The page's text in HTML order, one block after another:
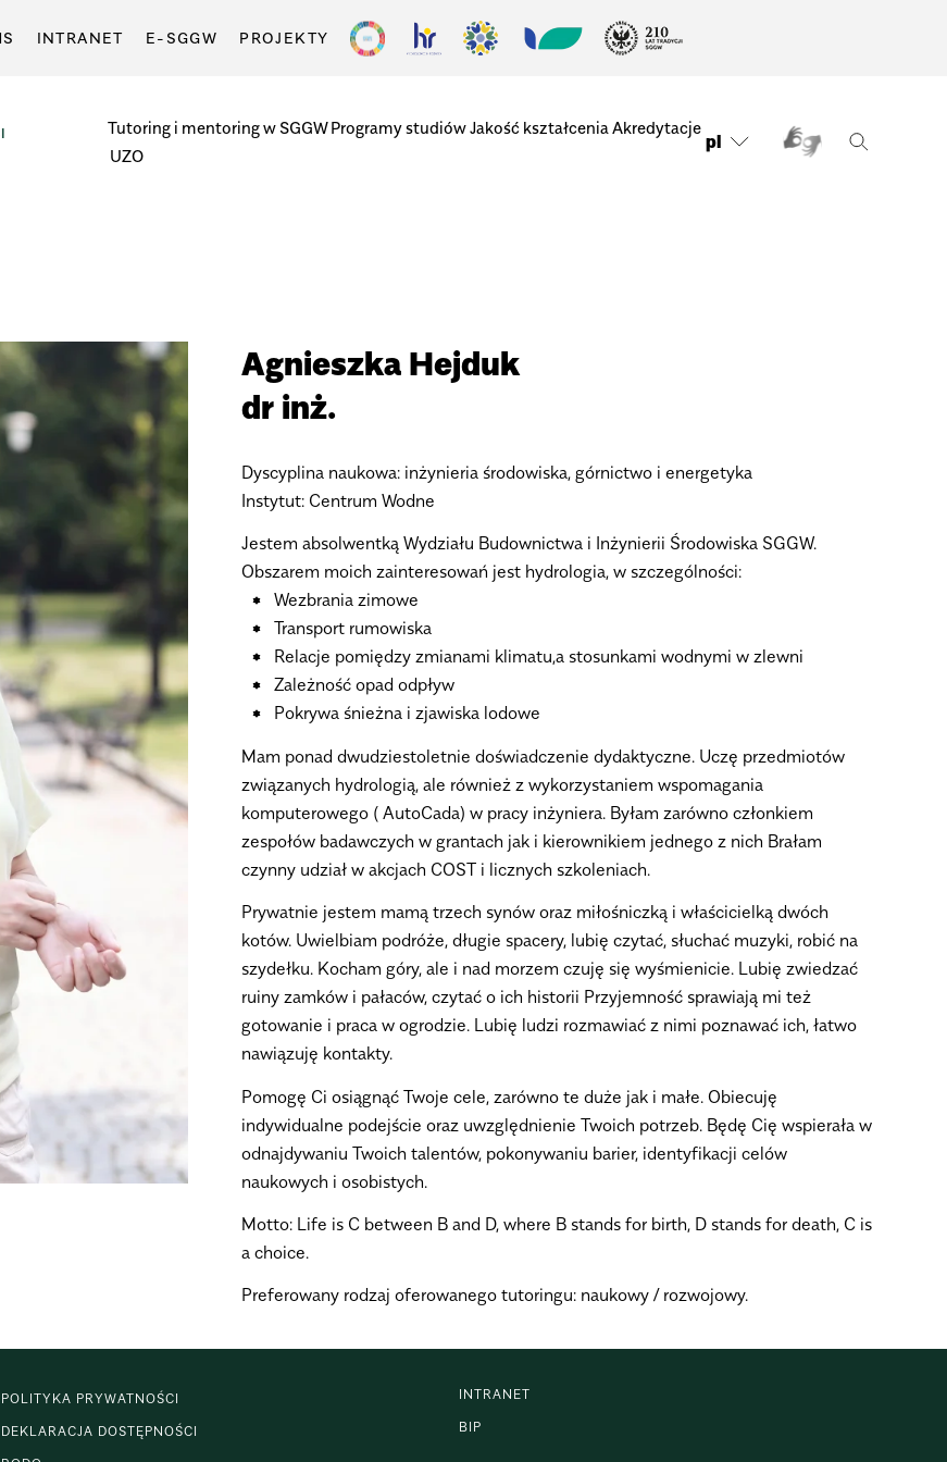
INTRANET E-SGGW PROJEKTY
Tutoring i mentoring w SGGWProgramy studiówJakość kształcenia Akredytacje
UZO
pl
Agnieszka Hejduk
dr inż.
Dyscyplina naukowa: inżynieria środowiska, górnictwo i energetyka
Instytut: Centrum Wodne
Jestem absolwentką Wydziału Budownictwa i Inżynierii Środowiska SGGW.
Obszarem moich zainteresowań jest hydrologia, w szczególności:
Wezbrania zimowe
Transport rumowiska
Relacje pomiędzy zmianami klimatu,a stosunkami wodnymi w zlewni
Zależność opad odpływ
Pokrywa śnieżna i zjawiska lodowe
Mam ponad dwudziestoletnie doświadczenie dydaktyczne. Uczę przedmiotów
związanych hydrologią, ale również z wykorzystaniem wspomagania
komputerowego ( AutoCada) w pracy inżyniera. Byłam zarówno członkiem
zespołów badawczych w grantach jak i kierownikiem jednego z nich Brałam
czynny udział w akcjach COST i licznych szkoleniach.
Prywatnie jestem mamą trzech synów oraz miłośniczką i właścicielką dwóch
kotów. Uwielbiam podróże, długie spacery, lubię czytać, słuchać muzyki, robić na
szydełku. Kocham góry, ale i nad morzem czuję się wyśmienicie. Lubię zwiedzać
ruiny zamków i pałaców, czytać o ich historii Przyjemność sprawiają mi też
gotowanie i praca w ogrodzie. Lubię ludzi rozmawiać z nimi poznawać ich, łatwo
nawiązuję kontakty.
Pomogę Ci osiągnąć Twoje cele, zarówno te duże jak i małe. Obiecuję
indywidualne podejście oraz uwzględnienie Twoich potrzeb. Będę Cię wspierała w
odnajdywaniu Twoich talentów, pokonywaniu barier, identyfikacji celów
naukowych i osobistych.
Motto: Life is C between B and D, where B stands for birth, D stands for death, C is
a choice.
Preferowany rodzaj oferowanego tutoringu: naukowy / rozwojowy.
POLITYKA PRYWATNOŚCI
DEKLARACJA DOSTĘPNOŚCI
INTRANET
BIP